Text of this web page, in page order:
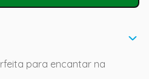
para encantar na